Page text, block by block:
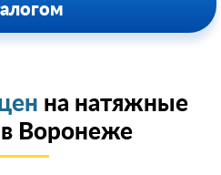
на натяжные
Воронеже